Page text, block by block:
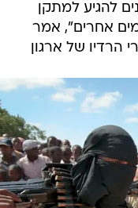
להגיע למתקן
אחרים", אמר
הרדיו של ארגון